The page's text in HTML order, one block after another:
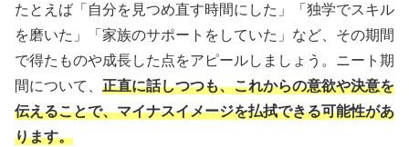
たとえば「自分を見つめ直す時間にした」「独学でスキル
を磨いた」「家族のサポートをしていた」など、その期間
で得たものや成長した点をアピールしましょう。ニート期
間について、 正直に話しつつも、これからの意欲や決意を
伝えることで、マイナスイメージを払拭できる可能性があ
ります。